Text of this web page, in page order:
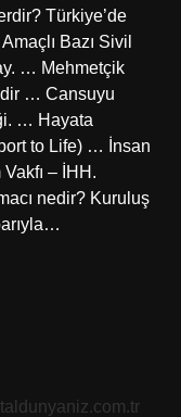
Türkiye’de
Bazı Sivil
… Mehmetçik
… Cansuyu
… Hayata
to Life) … İnsan
– İHH.
nedir? Kuruluş